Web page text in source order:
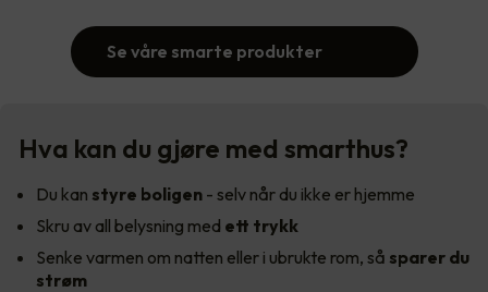
Se våre smarte produkter
Hva kan du gjøre med smarthus?
Du kan styre boligen - selv når du ikke er hjemme
Skru av all belysning med ett trykk
Senke varmen om natten eller i ubrukte rom, så sparer du
strøm